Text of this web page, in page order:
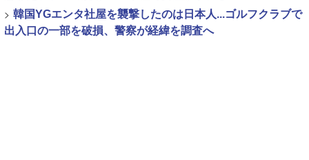
> 韓国YGエンタ社屋を襲撃したのは日本人...ゴルフクラブで
出入口の一部を破損、警察が経緯を調査へ